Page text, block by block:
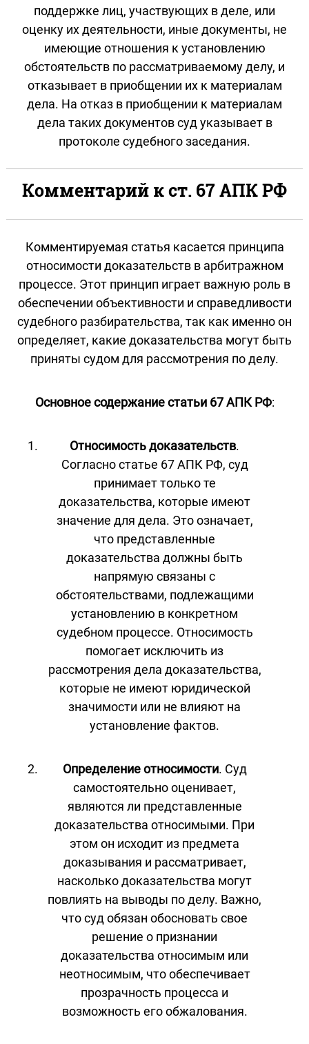
поддержке лиц, участвующих в деле, или
оценку их деятельности, иные документы, не
имеющие отношения к установлению
обстоятельств по рассматриваемому делу, и
отказывает в приобщении их к материалам
дела. На отказ в приобщении к материалам
дела таких документов суд указывает в
протоколе судебного заседания.
Комментарий к ст. 67 АПК РФ
Комментируемая статья касается принципа
относимости доказательств в арбитражном
процессе. Этот принцип играет важную роль в
обеспечении объективности и справедливости
судебного разбирательства, так как именно он
определяет, какие доказательства могут быть
приняты судом для рассмотрения по делу.
Основное содержание статьи 67 АПК РФ:
Относимость доказательств.
Согласно статье 67 АПК РФ, суд
принимает только те
доказательства, которые имеют
значение для дела. Это означает,
что представленные
доказательства должны быть
напрямую связаны с
обстоятельствами, подлежащими
установлению в конкретном
судебном процессе. Относимость
помогает исключить из
рассмотрения дела доказательства,
которые не имеют юридической
значимости или не влияют на
установление фактов.
Определение относимости. Суд
самостоятельно оценивает,
являются ли представленные
доказательства относимыми. При
этом он исходит из предмета
доказывания и рассматривает,
насколько доказательства могут
повлиять на выводы по делу. Важно,
что суд обязан обосновать свое
решение о признании
доказательства относимым или
неотносимым, что обеспечивает
прозрачность процесса и
возможность его обжалования.